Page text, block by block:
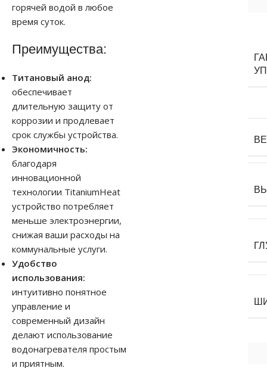
горячей водой в любое
время суток.
Преимущества:
Титановый анод:
обеспечивает
длительную защиту от
коррозии и продлевает
срок службы устройства.
Экономичность:
благодаря
инновационной
технологии TitaniumHeat
устройство потребляет
меньше электроэнергии,
снижая ваши расходы на
коммунальные услуги.
Удобство
использования:
интуитивно понятное
управление и
современный дизайн
делают использование
водонагревателя простым
и приятным.